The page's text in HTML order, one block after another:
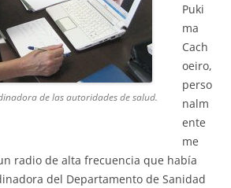
de las autoridades de salud.
Puki
ma
Cach
oeiro,
perso
nalm
ente
me
radio de alta frecuencia que había
del Departamento de Sanidad